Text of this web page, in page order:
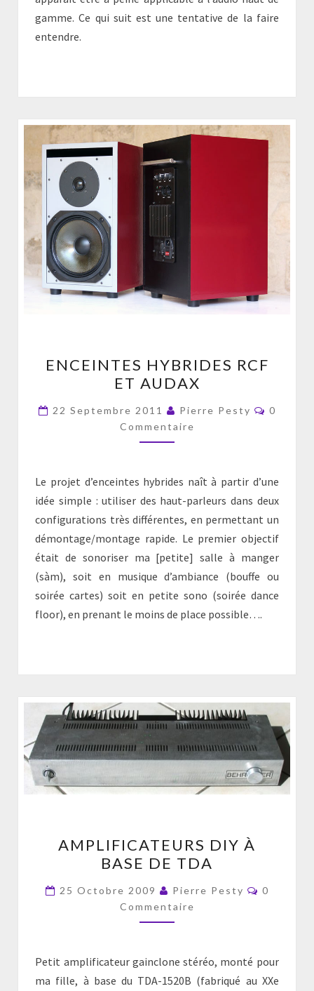
gamme. Ce qui suit est une tentative de la faire
entendre.
HYBRIDES
RCF
ET
AUDAX
ENCEINTES HYBRIDES RCF
ET AUDAX
22 Septembre 2011 Pierre Pesty
0
Commentaire
Le projet d’enceintes hybrides naît à partir d’une
idée simple : utiliser des haut-parleurs dans deux
configurations très différentes, en permettant un
démontage/montage rapide. Le premier objectif
était de sonoriser ma [petite] salle à manger
(sàm), soit en musique d’ambiance (bouffe ou
soirée cartes) soit en petite sono (soirée dance
floor), en prenant le moins de place possible….
DIY
À
BASE
DE
TDA
AMPLIFICATEURS DIY À
BASE DE TDA
25 Octobre 2009 Pierre Pesty
0
Commentaire
Petit amplificateur gainclone stéréo, monté pour
ma fille, à base du TDA-1520B (fabriqué au XXe